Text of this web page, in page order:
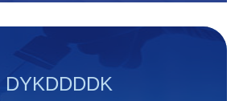
DYKDDDDK